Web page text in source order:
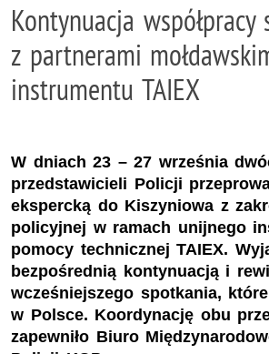
Kontynuacja
z partnerami
instrumentu TAIEX
W dniach 23 – 27 września
przedstawicieli Policji
ekspercką do Kiszyniowa z
policyjnej w ramach unijnego
pomocy technicznej TAIEX.
bezpośrednią kontynuacją i
wcześniejszego spotkania,
w Polsce. Koordynację obu
zapewniło Biuro